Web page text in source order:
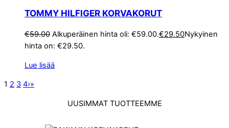
TOMMY HILFIGER KORVAKORUT
€59.00 Alkuperäinen hinta oli: €59.00.€29.50Nykyinen
hinta on: €29.50.
Lue lisää
1 2 3 4›»
UUSIMMAT TUOTTEEMME